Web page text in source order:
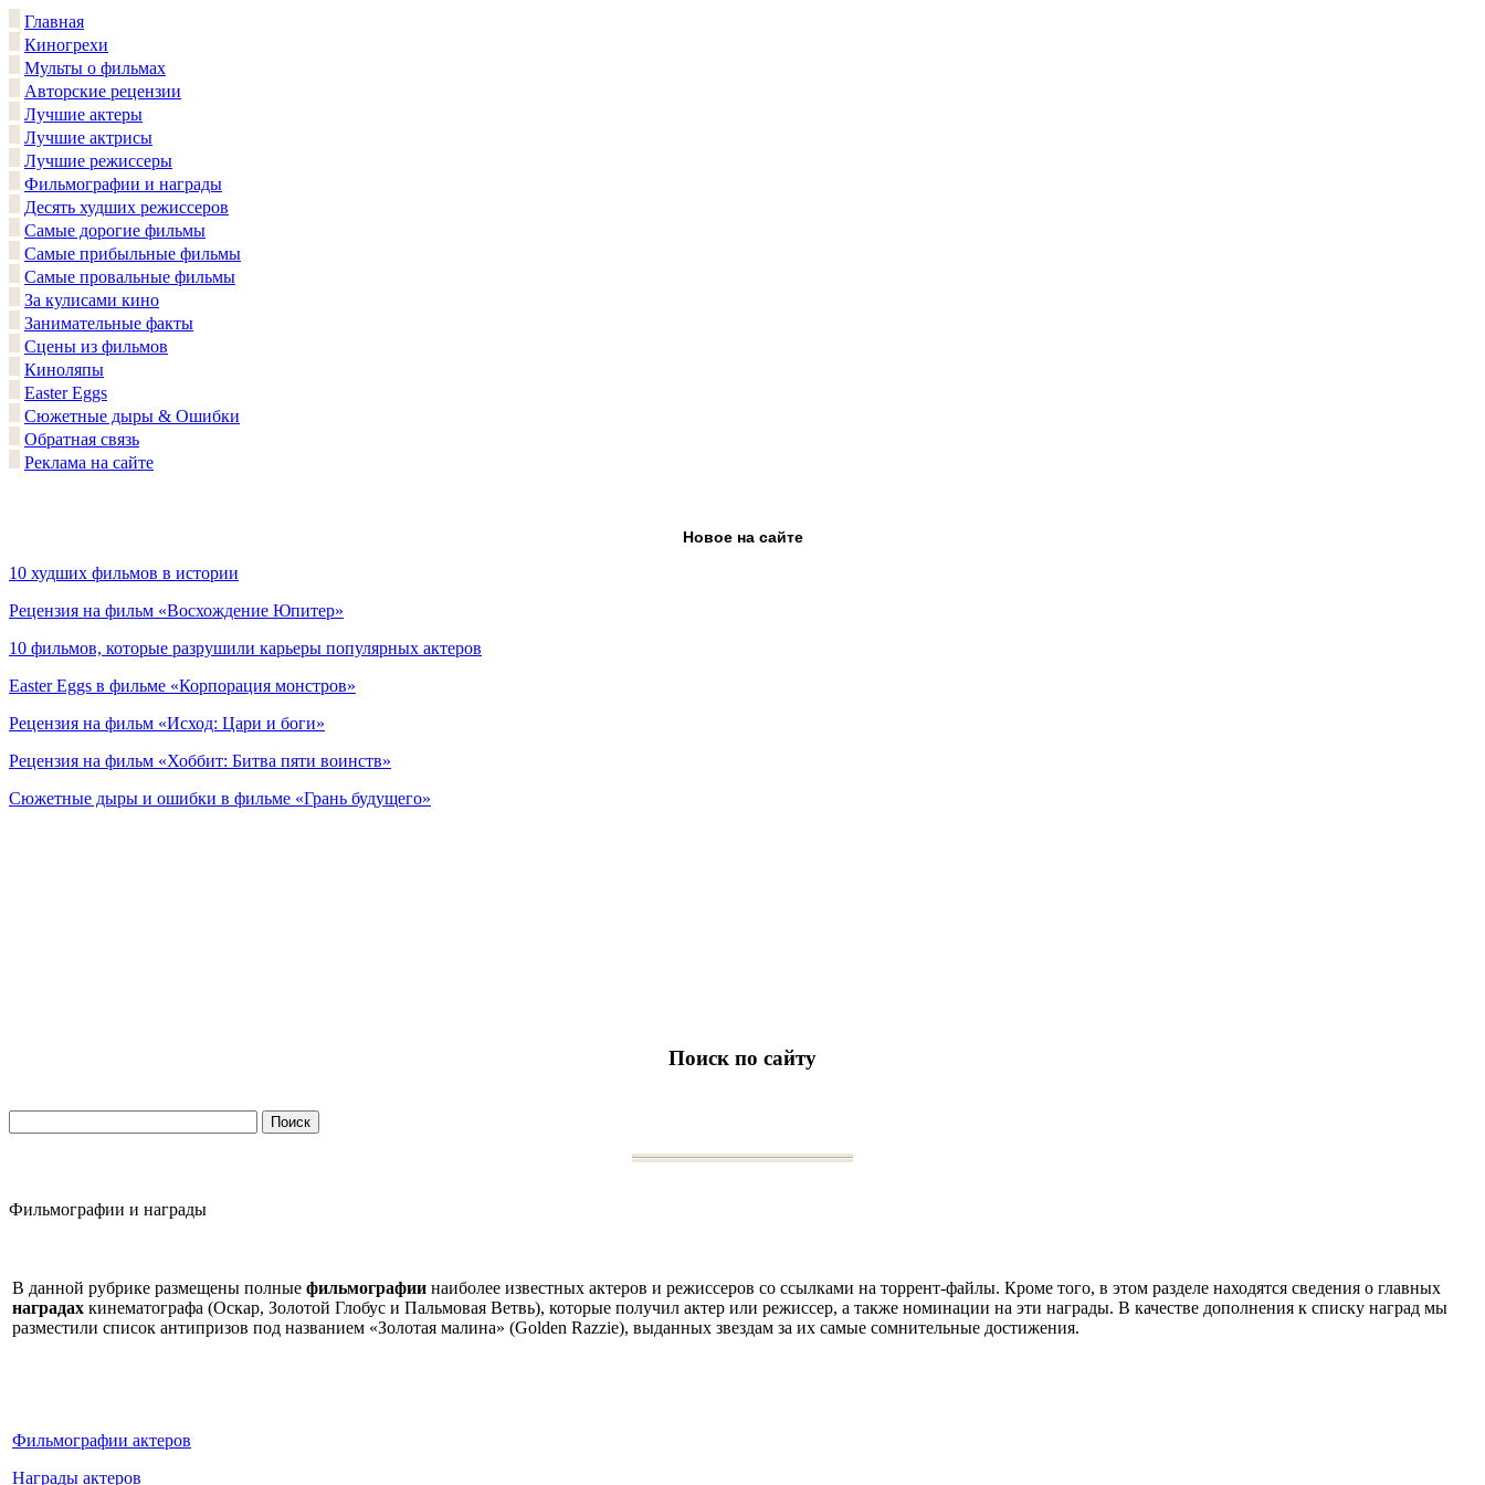
Главная
Киногрехи
Мульты о фильмах
Авторские рецензии
Лучшие актеры
Лучшие актрисы
Лучшие режиссеры
Фильмографии и награды
Десять худших режиссеров
Самые дорогие фильмы
Самые прибыльные фильмы
Самые провальные фильмы
За кулисами кино
Занимательные факты
Сцены из фильмов
Киноляпы
Easter Eggs
Сюжетные дыры & Ошибки
Обратная связь
Реклама на сайте
Новое на сайте
10 худших фильмов в истории
Рецензия на фильм «Восхождение Юпитер»
10 фильмов, которые разрушили карьеры популярных актеров
Easter Eggs в фильме «Корпорация монстров»
Рецензия на фильм «Исход: Цари и боги»
Рецензия на фильм «Хоббит: Битва пяти воинств»
Сюжетные дыры и ошибки в фильме «Грань будущего»
Поиск по сайту
Фильмографии и награды
В данной рубрике размещены полные фильмографии наиболее известных актеров и режиссеров со ссылками на торрент-файлы. Кроме того, в этом разделе находятся сведения о главных
наградах кинематографа (Оскар, Золотой Глобус и Пальмовая Ветвь), которые получил актер или режиссер, а также номинации на эти награды. В качестве дополнения к списку наград мы
разместили список антипризов под названием «Золотая малина» (Golden Razzie), выданных звездам за их самые сомнительные достижения.
Фильмографии актеров
Награды актеров